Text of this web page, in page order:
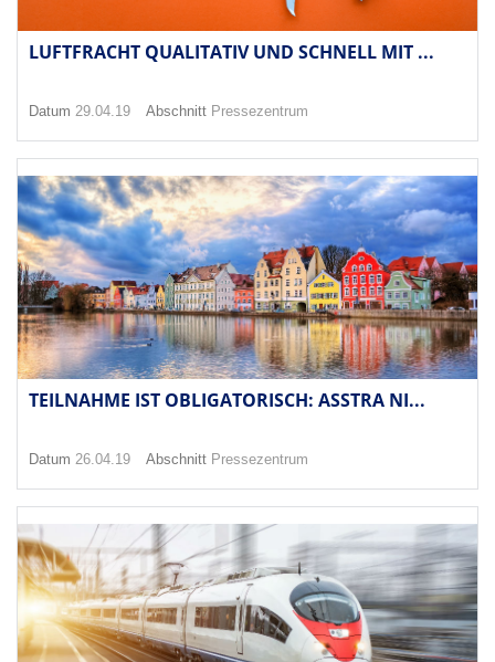
LUFTFRACHT QUALITATIV UND SCHNELL MIT ...
Datum 29.04.19 Abschnitt Pressezentrum
TEILNAHME IST OBLIGATORISCH: ASSTRA NI...
Datum 26.04.19 Abschnitt Pressezentrum